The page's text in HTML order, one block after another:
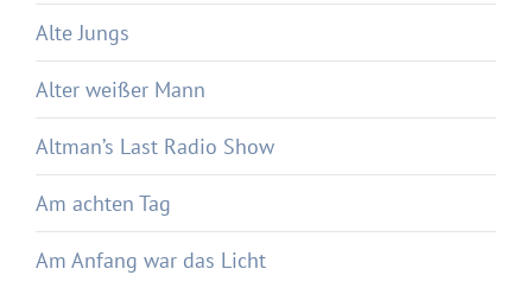
Alte Jungs
Alter weißer Mann
Altman’s Last Radio Show
Am achten Tag
Am Anfang war das Licht